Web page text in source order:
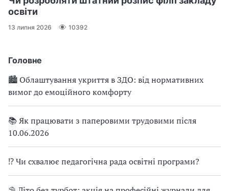
Головне
🏙 Облаштування укриття в ЗДО: від нормативних
вимог до емоційного комфорту
📚 Як працювати з паперовими трудовими після
10.06.2026
⁉ Чи схвалює педагогічна рада освітні програми?
освіти
13 липня 2026 10392